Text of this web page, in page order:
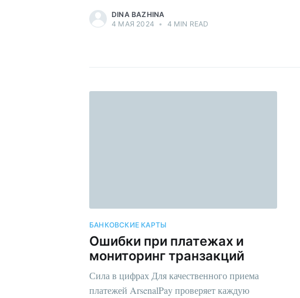
DINA BAZHINA
4 МАЯ 2024 • 4 MIN READ
БАНКОВСКИЕ КАРТЫ
Ошибки при платежах и
мониторинг транзакций
Сила в цифрах Для качественного приема
платежей ArsenalPay проверяет каждую